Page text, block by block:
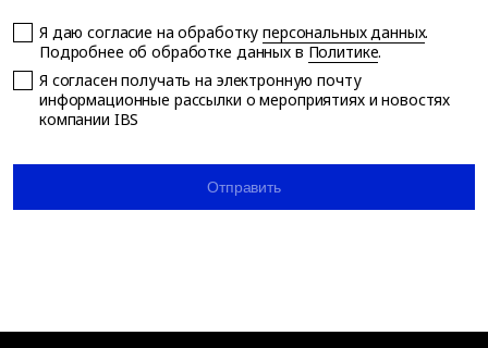
Я даю согласие на обработкуперсональных данных.
Подробнее об обработке данных в Политике.
Я согласен получать на электронную почту
информационные рассылки о мероприятиях и новостях
компании IBS
Отправить